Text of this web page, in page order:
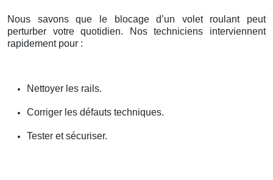
Nous savons que le blocage d’un volet roulant peut
perturber votre quotidien. Nos techniciens interviennent
rapidement pour :
Nettoyer les rails.
Corriger les défauts techniques.
Tester et sécuriser.